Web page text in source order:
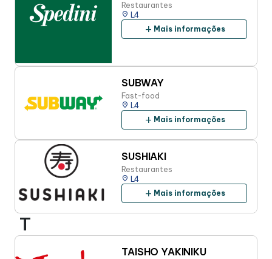
Restaurantes
place L4
add Mais informações
SUBWAY
Fast-food
place L4
add Mais informações
SUSHIAKI
Restaurantes
place L4
add Mais informações
T
TAISHO YAKINIKU